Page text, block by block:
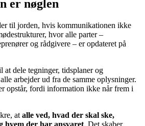
er nøglen
til jorden, hvis kommunikationen ikke
hvor alle parter –
og rådgivere – er opdateret på
dele tegninger, tidsplaner og
arbejder ud fra de samme oplysninger.
opstår, fordi information ikke når frem i
at alle ved, hvad der skal ske,
hvem der har ansvaret. Det skaber